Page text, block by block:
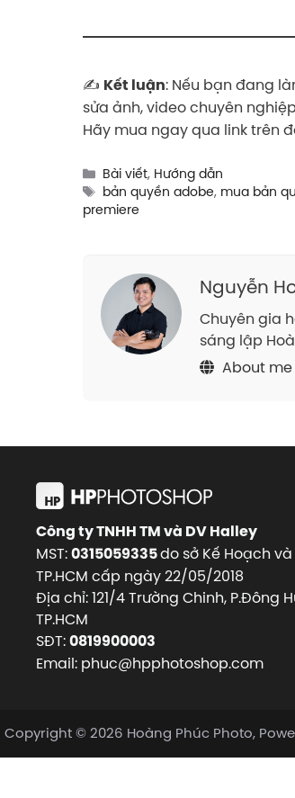
✍️ Kết luận: Nếu bạn đang
sửa ảnh, video chuyên
Hãy mua ngay qua link trên
Categories
Bài viết, Hướng dẫn
Tags
bản quyền adobe, mua bản
premiere
Nguyễn
Chuyên gia
sáng lập
About me
Công ty TNHH TM và DV Halley
MST:0315059335do sở Kế Hoạch
TP.HCM cấp ngày 22/05/2018
Địa chỉ: 121/4 Trường Chinh, P.Đông
TP.HCM
SĐT:0819900003
Email: phuc@hpphotoshop.com
Copyright © 2026 Hoàng Phúc Photo,